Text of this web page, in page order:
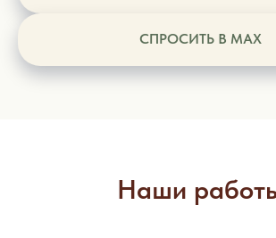
СПРОСИТЬ В MAX
Наши